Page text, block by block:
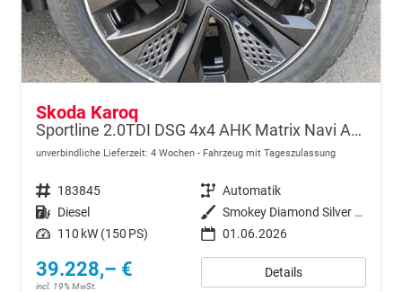
Skoda Karoq
Sportline 2.0TDI DSG 4x4 AHK Matrix Navi ACC
unverbindliche Lieferzeit: 4 Wochen Fahrzeug mit Tageszulassung
Fahrzeugnr. 183845 Getriebe Automatik
Kraftstoff Diesel Außenfarbe
Smokey Diamond Silver Metallic
Leistung 110 kW (150 PS) 01.06.2026
39.228,– €
incl. 19% MwSt.
Details